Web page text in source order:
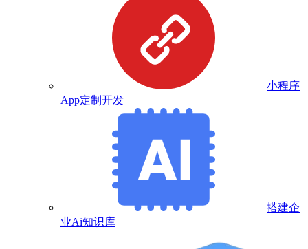
小程序
App定制开发
搭建企
业Ai知识库